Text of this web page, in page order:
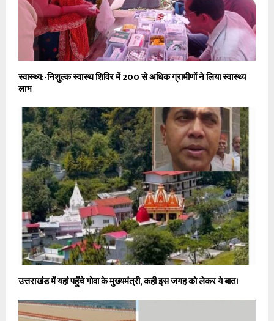
स्वास्थ्य:-निशुल्क स्वास्थ शिविर में 200 से अधिक ग्रामीणों ने लिया स्वास्थ्य
लाभ
उत्तराखंड में यहां पहुँचे गोवा के मुख्यमंत्री, कही इस जगह को लेकर ये बात।